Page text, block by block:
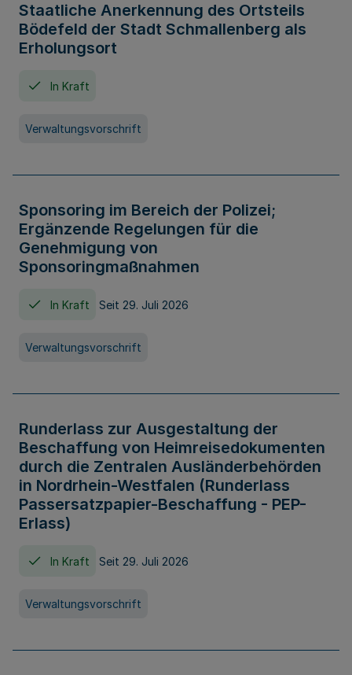
Staatliche Anerkennung des Ortsteils
Bödefeld der Stadt Schmallenberg als
Erholungsort
In Kraft
Verwaltungsvorschrift
Sponsoring im Bereich der Polizei;
Ergänzende Regelungen für die
Genehmigung von
Sponsoringmaßnahmen
In Kraft Seit 29. Juli 2026
Verwaltungsvorschrift
Runderlass zur Ausgestaltung der
Beschaffung von Heimreisedokumenten
durch die Zentralen Ausländerbehörden
in Nordrhein-Westfalen (Runderlass
Passersatzpapier-Beschaffung - PEP-
Erlass)
In Kraft Seit 29. Juli 2026
Verwaltungsvorschrift